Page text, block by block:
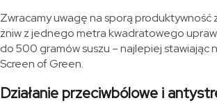
Zwracamy uwagę na sporą produktywność
żniw z jednego metra kwadratowego
do 500 gramów suszu – najlepiej stawiając
Screen of Green.
Działanie przeciwbólowe i